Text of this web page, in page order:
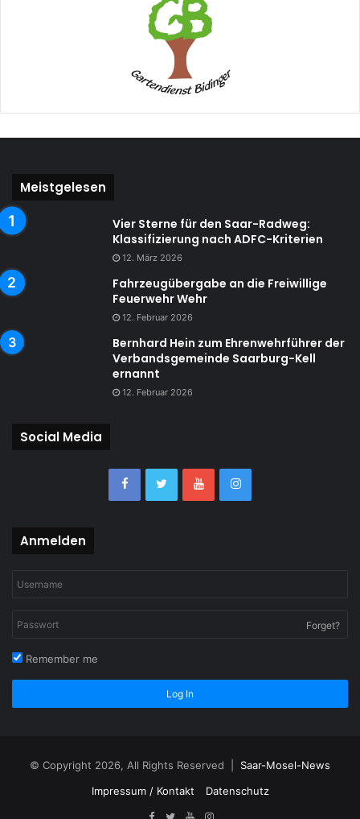
Meistgelesen
Vier Sterne für den Saar-Radweg:
Klassifizierung nach ADFC-Kriterien
12. März 2026
Fahrzeugübergabe an die Freiwillige
Feuerwehr Wehr
12. Februar 2026
Bernhard Hein zum Ehrenwehrführer der
Verbandsgemeinde Saarburg-Kell
ernannt
12. Februar 2026
Social Media
Anmelden
Forget?
Remember me
Log In
© Copyright 2026, All Rights Reserved | Saar-Mosel-News
Impressum / Kontakt
Datenschutz